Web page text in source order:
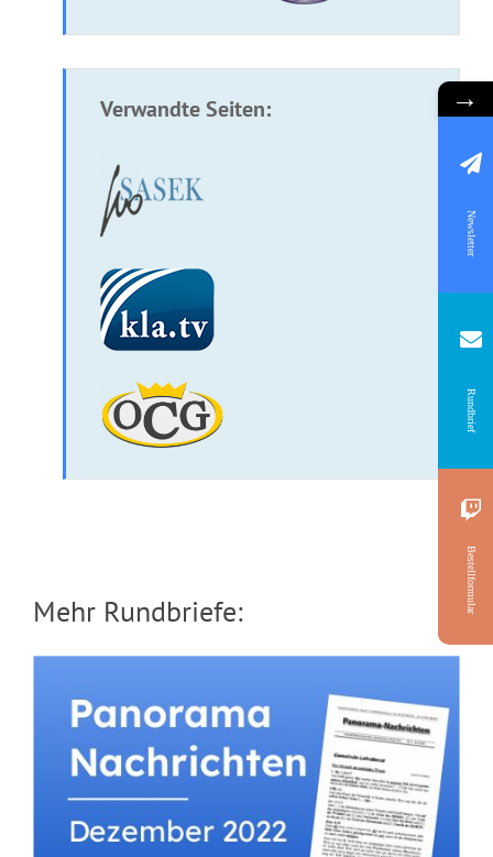
Verwandte Seiten:
Mehr Rundbriefe:
→
Newsletter
Rundbrief
Bestellformular